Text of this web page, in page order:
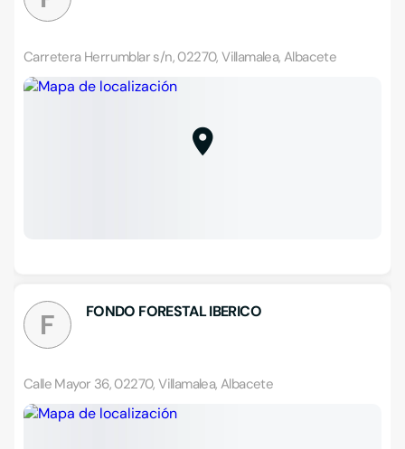
Carretera Herrumblar s/n, 02270, Villamalea, Albacete
F FONDO FORESTAL IBERICO
Calle Mayor 36, 02270, Villamalea, Albacete